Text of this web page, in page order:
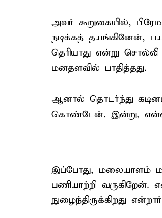
அவர் கூறுகையில்,
நடிக்கத் தயங்கினேன்,
தெரியாது என்று
மனதளவில் பாதித்தது.
ஆனால் தொடர்ந்து
கொண்டேன். இன்று, என்னை
இப்போது, மலையாளம்
பணியாற்றி வருகிறேன்.
நுழைந்திருக்கிறது